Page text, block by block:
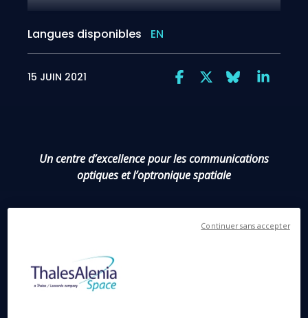
Langues disponibles EN
15 JUIN 2021
Un centre d’excellence pour les communications
optiques et l’optronique spatiale
- Frédéric Journès,
d’une délégation, s’est rendu ce jour en visite sur le
site de Thales Alenia Space à Zurich, où il a été
accueilli par Elisabetta Rugi Grond, Présidente de
Continuer sans accepter